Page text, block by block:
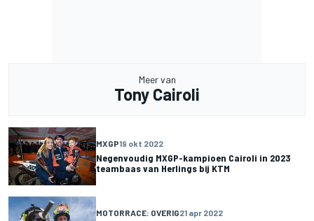
Meer van
Tony Cairoli
MXGP19 okt 2022
Negenvoudig MXGP-kampioen Cairoli in 2023
teambaas van Herlings bij KTM
MOTORRACE: OVERIG21 apr 2022